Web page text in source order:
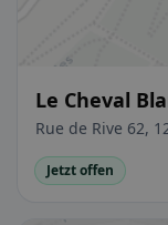
Le Cheval
Rue de Rive 62,
Jetzt offen